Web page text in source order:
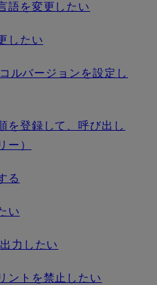
語を変更したい
したい
ルバージョンを設定し
を登録して、呼び出し
ー）
る
い
力したい
ントを禁止したい